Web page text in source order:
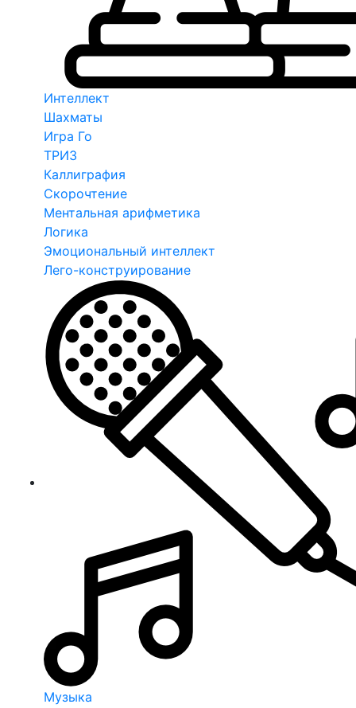
Интеллект
Шахматы
Игра Го
ТРИЗ
Каллиграфия
Скорочтение
Ментальная арифметика
Логика
Эмоциональный интеллект
Лего-конструирование
Музыка